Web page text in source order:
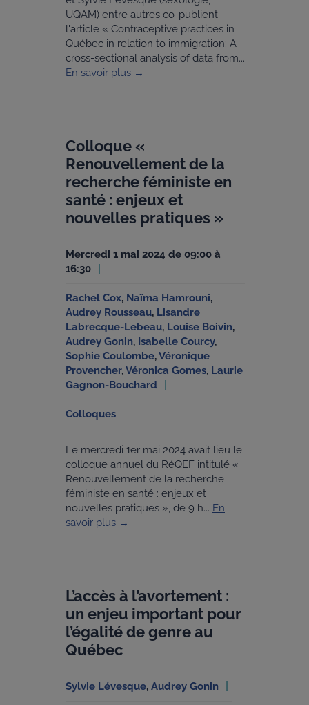
UQAM) entre autres co-publient
l'article « Contraceptive practices in
Québec in relation to immigration: A
cross-sectional analysis of data from...
En savoir plus →
Colloque «
Renouvellement de la
recherche féministe en
santé : enjeux et
nouvelles pratiques »
mercredi 1 mai 2024 de 09:00 à
16:30
Rachel Cox, Naïma Hamrouni,
Audrey Rousseau, Lisandre
Labrecque-Lebeau, Louise Boivin,
Audrey Gonin, Isabelle Courcy,
Sophie Coulombe,Véronique
Provencher,Véronica Gomes, Laurie
Gagnon-Bouchard
Colloques
Le mercredi 1er mai 2024 avait lieu le
colloque annuel du RéQEF intitulé «
Renouvellement de la recherche
féministe en santé : enjeux et
nouvelles pratiques », de 9 h... En
savoir plus →
L’accès à l’avortement :
un enjeu important pour
l’égalité de genre au
Québec
Sylvie Lévesque, Audrey Gonin